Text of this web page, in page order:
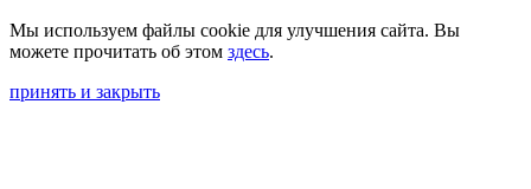
Мы используем файлы cookie для улучшения сайта. Вы
можете прочитать об этом здесь.
принять и закрыть